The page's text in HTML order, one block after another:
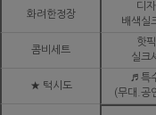
화려한정장
디
배색실
콤비세트
핫
실크
★ 턱시도
♬ 특
(무대.공